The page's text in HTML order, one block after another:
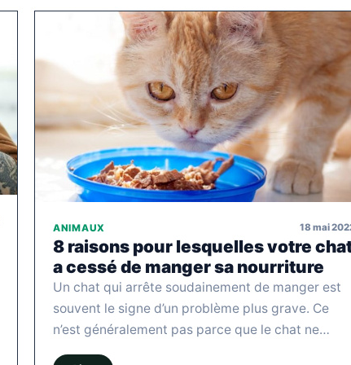
ANIMAUX 18 mai
8 raisons pour lesquelles votre
a cessé de manger sa nourriture
Un chat qui arrête soudainement de manger est
souvent le signe d’un problème plus grave. Ce
n’est généralement pas parce que le chat ne…